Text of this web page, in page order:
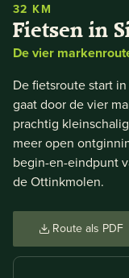
32 KM
Fietsen in
De vier
De fietsroute start
gaat door de vier
prachtig
meer open
begin-en-eindpunt
de Ottinkmolen.
Route als PDF